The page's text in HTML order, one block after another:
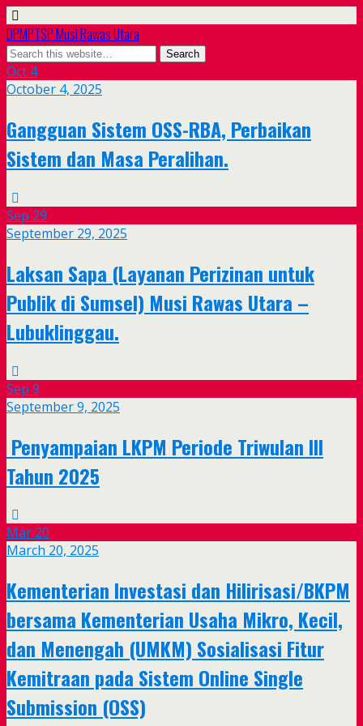
DPMPTSP Musi Rawas Utara
Oct 4
October 4, 2025
Gangguan Sistem OSS-RBA, Perbaikan
Sistem dan Masa Peralihan.
Sep 29
September 29, 2025
Laksan Sapa (Layanan Perizinan untuk
Publik di Sumsel) Musi Rawas Utara –
Lubuklinggau.
Sep 9
September 9, 2025
Penyampaian LKPM Periode Triwulan III
Tahun 2025
Mar 20
March 20, 2025
Kementerian Investasi dan Hilirisasi/BKPM
bersama Kementerian Usaha Mikro, Kecil,
dan Menengah (UMKM) Sosialisasi Fitur
Kemitraan pada Sistem Online Single
Submission (OSS)